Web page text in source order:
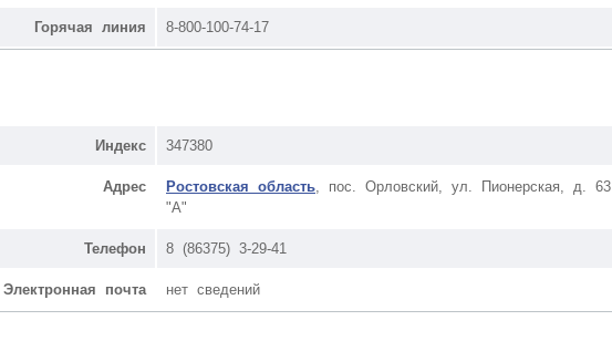
Горячая линия 8-800-100-74-17
Индекс 347380
Адрес Ростовская область, пос. Орловский, ул. Пионерская, д. 63
"А"
Телефон 8 (86375) 3-29-41
Электронная почта нет сведений